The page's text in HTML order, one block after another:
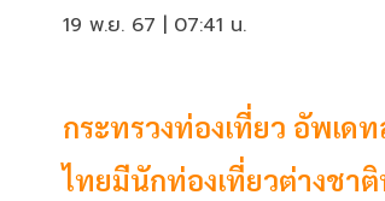
19 พ.ย. 67 | 07:41 น.
กระทรวงท่องเที่ยว อัพเ
ไทยมีนักท่องเที่ยวต่างชา